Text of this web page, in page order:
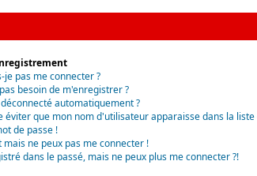
je pas me connecter ?
besoin de m'enregistrer ?
automatiquement ?
éviter que mon nom d'utilisateur apparaisse dans la
de passe !
mais ne peux pas me connecter !
dans le passé, mais ne peux plus me connecter ?!